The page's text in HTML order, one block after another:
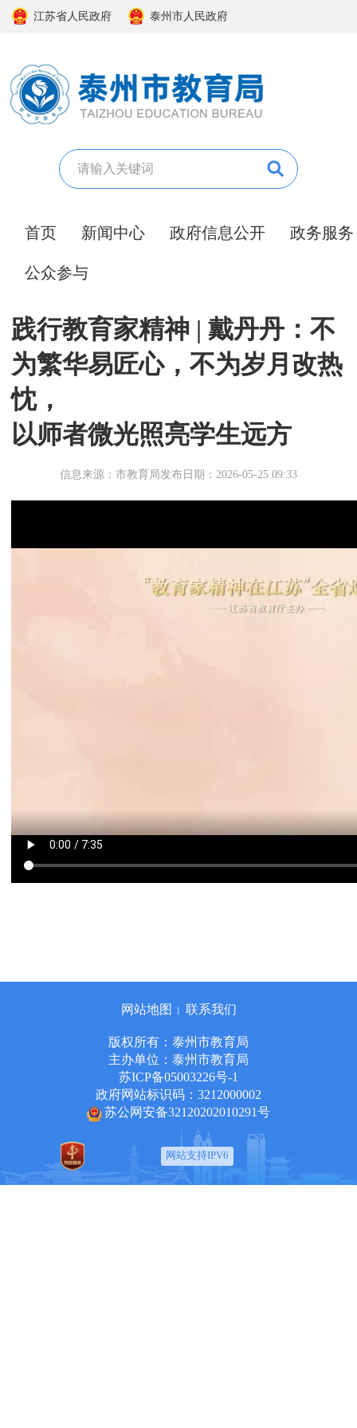
江苏省人民政府 泰州市人民政府
首页 新闻中心 政府信息公开 政务服务
公众参与
践行教育家精神 | 戴丹丹：不
为繁华易匠心，不为岁月改热
忱，
以师者微光照亮学生远方
信息来源：市教育局发布日期：2026-05-25 09:33
网站地图 联系我们
版权所有：泰州市教育局
主办单位：泰州市教育局
苏ICP备05003226号-1
政府网站标识码：3212000002
苏公网安备32120202010291号
网站支持IPV6